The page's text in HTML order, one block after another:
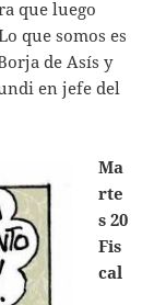
que luego
que somos es
de Asís y
en jefe del
Ma
rte
s 20
Fis
cal